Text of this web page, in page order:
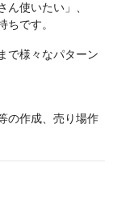
使いたい」、
ちです。
で様々なパターン
の作成、売り場作